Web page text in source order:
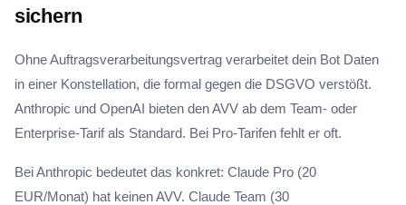
sichern
Ohne Auftragsverarbeitungsvertrag verarbeitet dein Bot Daten
in einer Konstellation, die formal gegen die DSGVO verstößt.
Anthropic und OpenAI bieten den AVV ab dem Team- oder
Enterprise-Tarif als Standard. Bei Pro-Tarifen fehlt er oft.
Bei Anthropic bedeutet das konkret: Claude Pro (20
EUR/Monat) hat keinen AVV. Claude Team (30